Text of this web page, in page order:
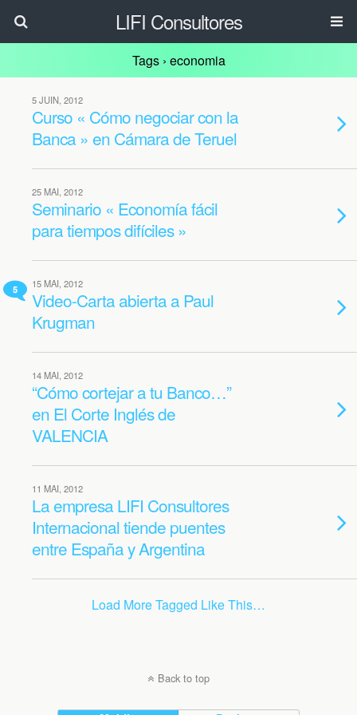
LIFI Consultores
Tags › economia
5 JUIN, 2012
Curso « Cómo negociar con la
Banca » en Cámara de Teruel
25 MAI, 2012
Seminario « Economía fácil
para tiempos difíciles »
5 15 MAI, 2012
Video-Carta abierta a Paul
Krugman
14 MAI, 2012
“Cómo cortejar a tu Banco…”
en El Corte Inglés de
VALENCIA
11 MAI, 2012
La empresa LIFI Consultores
Internacional tiende puentes
entre España y Argentina
Load More Tagged Like This…
Back to top